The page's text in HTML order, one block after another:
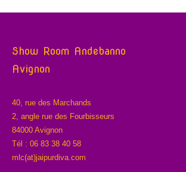
Show Room Andebanno
Avignon
40, rue des Marchands
2, angle rue des Fourbisseurs
84000 Avignon
Tél : 06 83 38 40 58
mlc(at)jaipurdiva.com